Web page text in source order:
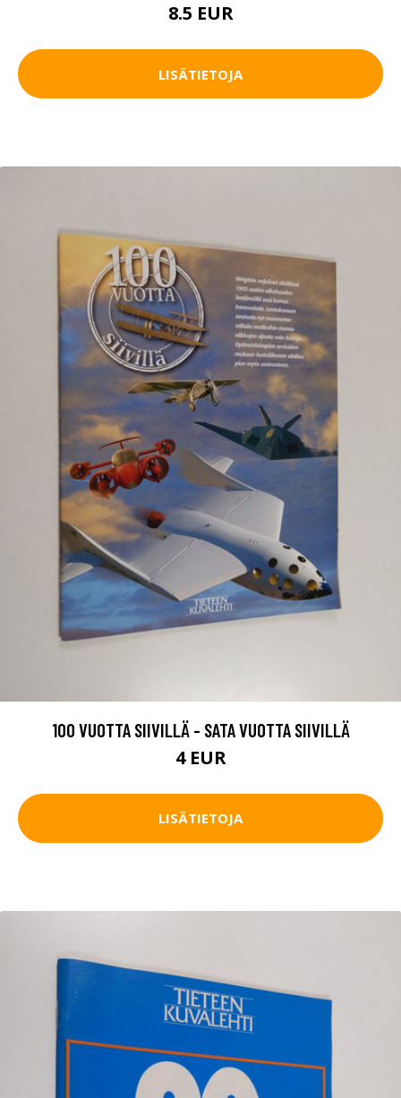
8.5 EUR
LISÄTIETOJA
100 VUOTTA SIIVILLÄ - SATA VUOTTA SIIVILLÄ
4 EUR
LISÄTIETOJA